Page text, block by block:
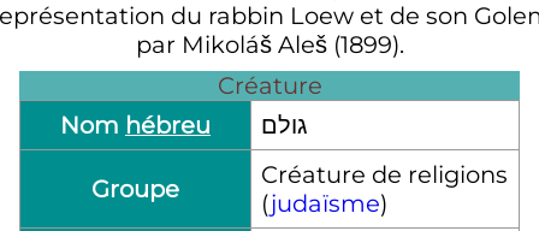
du rabbin Loew et de son
par Mikoláš Aleš (1899).
Créature
Nom hébreu גולם
Groupe
Créature de religions
(judaïsme)